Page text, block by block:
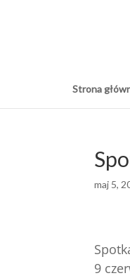
Strona
maj 5,
9